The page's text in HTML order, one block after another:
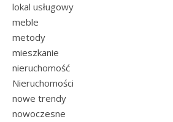
lokal usługowy
meble
metody
mieszkanie
nieruchomość
Nieruchomości
nowe trendy
nowoczesne